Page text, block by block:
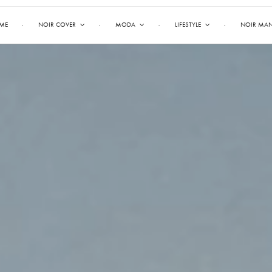
NOIR COVER MODA LIFESTYLE NOIR